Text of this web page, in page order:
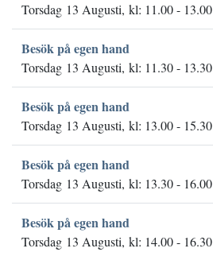
Torsdag 13 Augusti, kl: 11.00 - 13.00
Besök på egen hand
Torsdag 13 Augusti, kl: 11.30 - 13.30
Besök på egen hand
Torsdag 13 Augusti, kl: 13.00 - 15.30
Besök på egen hand
Torsdag 13 Augusti, kl: 13.30 - 16.00
Besök på egen hand
Torsdag 13 Augusti, kl: 14.00 - 16.30